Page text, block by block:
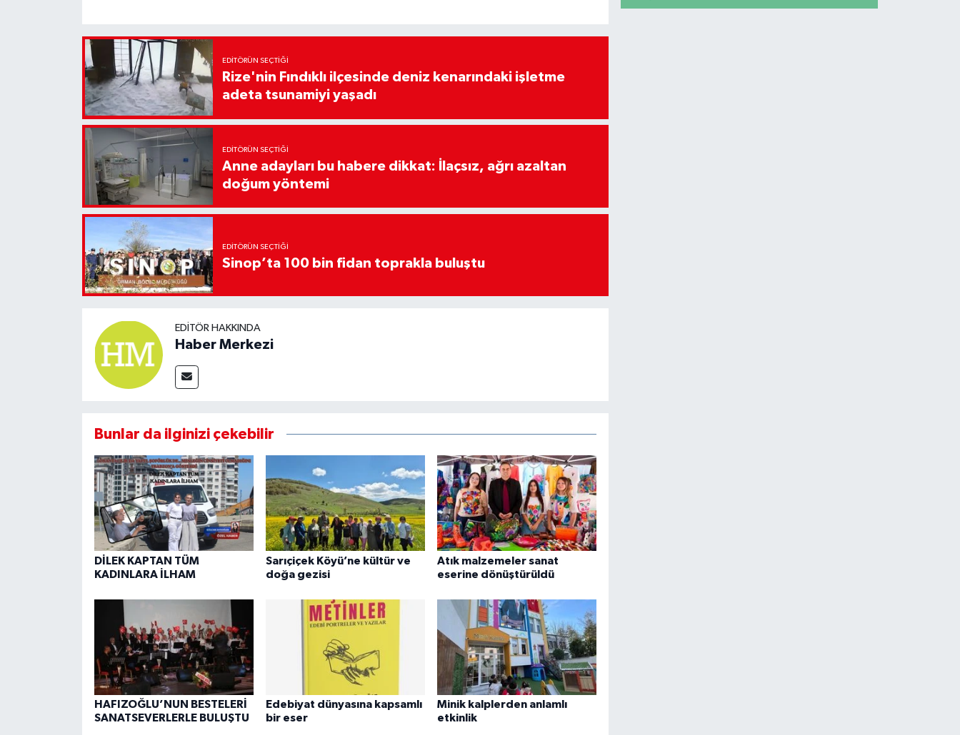
EDITÖRÜN SEÇTIĞI
Rize'nin Fındıklı ilçesinde deniz kenarındaki işletme
adeta tsunamiyi yaşadı
EDITÖRÜN SEÇTIĞI
Anne adayları bu habere dikkat: İlaçsız, ağrı azaltan
doğum yöntemi
EDITÖRÜN SEÇTIĞI
Sinop’ta 100 bin fidan toprakla buluştu
EDITÖR HAKKINDA
Haber Merkezi
Bunlar da ilginizi çekebilir
DİLEK KAPTAN TÜM
KADINLARA İLHAM
Sarıçiçek Köyü’ne kültür ve
doğa gezisi
Atık malzemeler sanat
eserine dönüştürüldü
HAFIZOĞLU’NUN BESTELERİ
SANATSEVERLERLE BULUŞTU
Edebiyat dünyasına kapsamlı
bir eser
Minik kalplerden anlamlı
etkinlik